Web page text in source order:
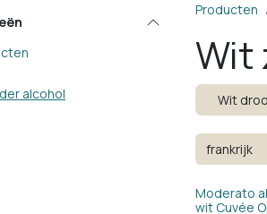
alcohol
Producten
Wit
Wit
Moderato
wit Cuvée